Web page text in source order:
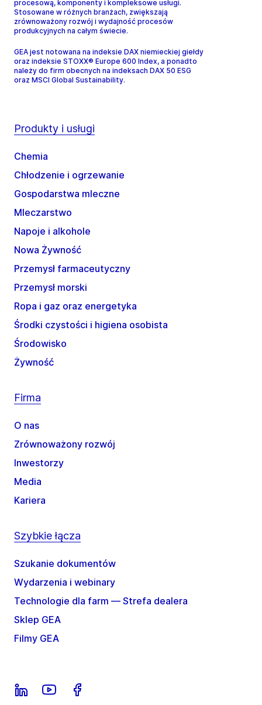
procesową, komponenty i kompleksowe usługi.
Stosowane w różnych branżach, zwiększają
zrównoważony rozwój i wydajność procesów
produkcyjnych na całym świecie.
GEA jest notowana na indeksie DAX niemieckiej giełdy
oraz indeksie STOXX® Europe 600 Index, a ponadto
należy do firm obecnych na indeksach DAX 50 ESG
oraz MSCI Global Sustainability.
Produkty i usługi
Chemia
Chłodzenie i ogrzewanie
Gospodarstwa mleczne
Mleczarstwo
Napoje i alkohole
Nowa Żywność
Przemysł farmaceutyczny
Przemysł morski
Ropa i gaz oraz energetyka
Środki czystości i higiena osobista
Środowisko
Żywność
Firma
O nas
Zrównoważony rozwój
Inwestorzy
Media
Kariera
Szybkie łącza
Szukanie dokumentów
Wydarzenia i webinary
Technologie dla farm — Strefa dealera
Sklep GEA
Filmy GEA